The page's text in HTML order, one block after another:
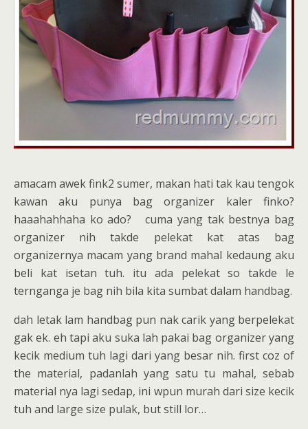
amacam awek fink2 sumer, makan hati tak kau tengok
kawan aku punya bag organizer kaler finko?
haaahahhaha ko ado? cuma yang tak bestnya bag
organizer nih takde pelekat kat atas bag
organizernya macam yang brand mahal kedaung aku
beli kat isetan tuh. itu ada pelekat so takde le
ternganga je bag nih bila kita sumbat dalam handbag.
dah letak lam handbag pun nak carik yang berpelekat
gak ek. eh tapi aku suka lah pakai bag organizer yang
kecik medium tuh lagi dari yang besar nih. first coz of
the material, padanlah yang satu tu mahal, sebab
material nya lagi sedap, ini wpun murah dari size kecik
tuh and large size pulak, but still lor…